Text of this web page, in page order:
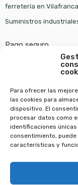
Para ofrecer las
las cookies para
dispositivo. El
procesar datos como
identificaciones
consentimiento,
características y
ferretería en Vilafranca
Suministros
Pago seguro
Copyright © 2022